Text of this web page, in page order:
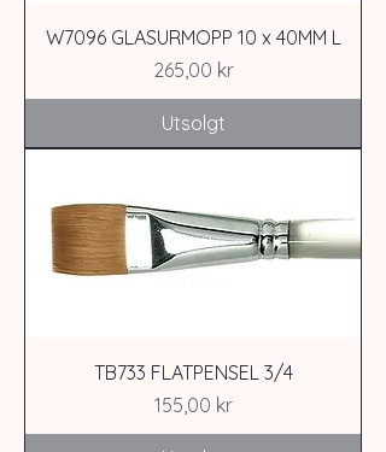
W7096 GLASURMOPP 10 x 40MM L
Pris
265,00 kr
Utsolgt
TB733 FLATPENSEL 3/4
Pris
155,00 kr